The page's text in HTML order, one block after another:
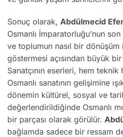
Sonuç olarak, Abdülmecid
Osmanlı İmparatorluğu’nun
ve toplumun nasıl bir
göstermesi açısından büyük
Sanatçının eserleri, hem
Osmanlı sanatının gelişimine
dönemin kültürel, sosyal ve
değerlendirildiğinde Osmanlı
bir parçası olarak görülür.
bağlamda sadece bir ressam